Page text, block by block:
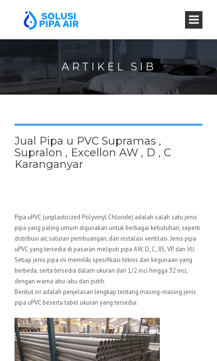
ARTIKEL SIB
Jual Pipa u PVC Supramas ,
Supralon , Excellon AW , D , C
Karanganyar
Pipa uPVC (unplasticized Polyvinyl Chloride) adalah salah satu jenis
pipa yang paling umum digunakan untuk berbagai kebutuhan, seperti
distribusi air, saluran pembuangan, dan instalasi ventilasi. Jenis pipa
uPVC yang tersedia di pasaran meliputi pipa AW, D, C, JIS, VP, dan VU.
Setiap jenis pipa ini memiliki spesifikasi teknis dan kegunaan yang
berbeda, serta tersedia dalam ukuran dari 1/2 inci hingga 32 inci,
dengan warna abu-abu dan putih.
Berikut ini adalah penjelasan lengkap tentang masing-masing jenis
pipa uPVC beserta tabel ukuran yang tersedia: